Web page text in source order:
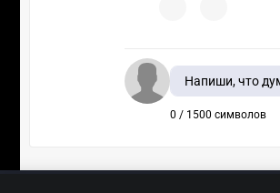
Напиши, что
0 / 1500 символов